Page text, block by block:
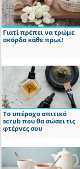
Γιατί πρέπει να τρώμε
σκόρδο κάθε πρωί!
Το υπέροχο σπιτικό
scrub που θα σώσει τις
φτέρνες σου